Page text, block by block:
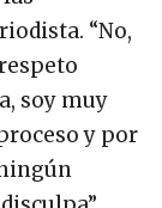
“No,
soy muy
y por